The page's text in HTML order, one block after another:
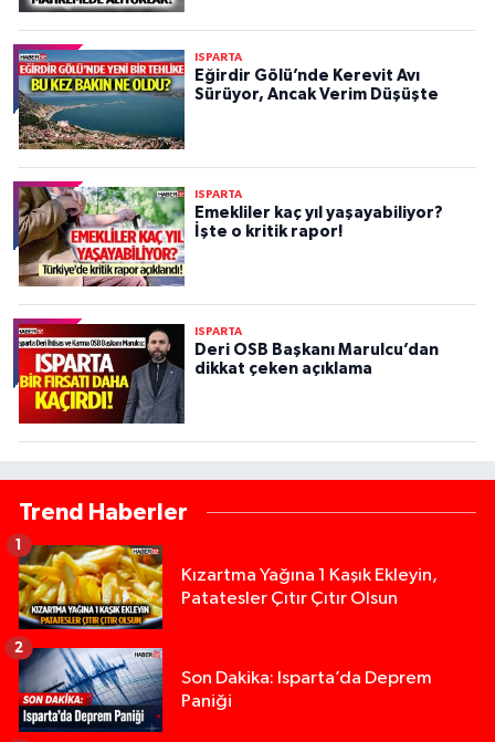
ISPARTA
Eğirdir Gölü’nde Kerevit Avı
Sürüyor, Ancak Verim Düşüşte
ISPARTA
Emekliler kaç yıl yaşayabiliyor?
İşte o kritik rapor!
ISPARTA
Deri OSB Başkanı Marulcu’dan
dikkat çeken açıklama
Trend Haberler
Kızartma Yağına 1 Kaşık Ekleyin,
Patatesler Çıtır Çıtır Olsun
1
Son Dakika: Isparta’da Deprem
Paniği
2